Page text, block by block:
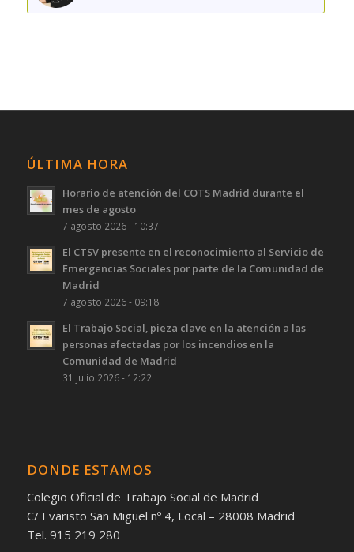
ÚLTIMA HORA
Horario de atención del COTS Madrid durante el
mes de agosto
7 agosto 2026 - 10:37
El CTSV presente en el reconocimiento al Servicio de
Emergencias Sociales por parte de la Comunidad de
Madrid
7 agosto 2026 - 09:18
El Trabajo Social, pieza clave en la atención a las
personas afectadas por los incendios en la
Comunidad de Madrid
31 julio 2026 - 12:22
DONDE ESTAMOS
Colegio Oficial de Trabajo Social de Madrid
C/ Evaristo San Miguel nº 4, Local – 28008 Madrid
Tel. 915 219 280